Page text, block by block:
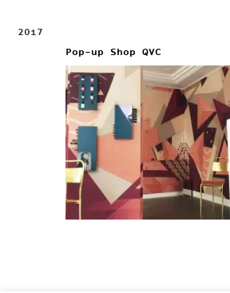
2017
Pop-up Shop QVC